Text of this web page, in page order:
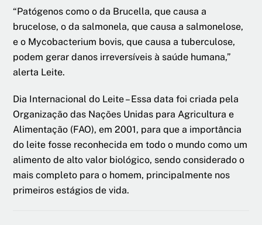
“Patógenos como o da Brucella, que causa a
brucelose, o da salmonela, que causa a salmonelose,
e o Mycobacterium bovis, que causa a tuberculose,
podem gerar danos irreversíveis à saúde humana,”
alerta Leite.
Dia Internacional do Leite – Essa data foi criada pela
Organização das Nações Unidas para Agricultura e
Alimentação (FAO), em 2001, para que a importância
do leite fosse reconhecida em todo o mundo como um
alimento de alto valor biológico, sendo considerado o
mais completo para o homem, principalmente nos
primeiros estágios de vida.